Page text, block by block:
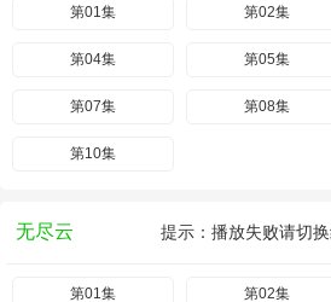
第01集 第02集
第04集 第05集
第07集 第08集
第10集
无尽云 提示：播放失败请切
第01集 第02集